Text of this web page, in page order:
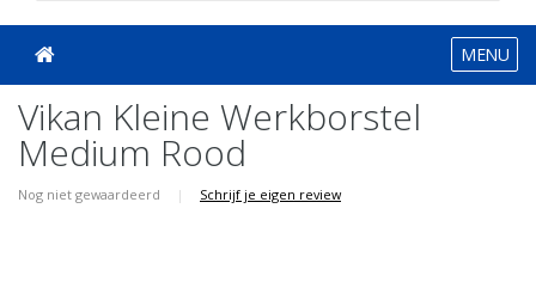
MENU
Vikan Kleine Werkborstel
Medium Rood
Nog niet gewaardeerd | Schrijf je eigen review